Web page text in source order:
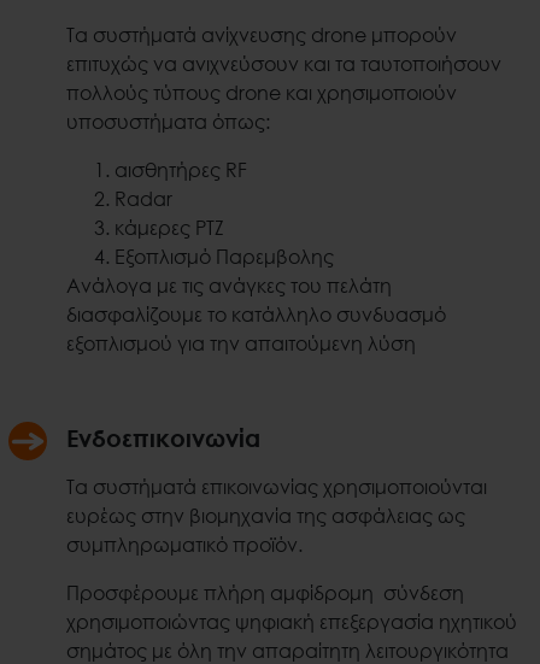
Τα συστήματά ανίχνευσης drone μπορούν
επιτυχώς να ανιχνεύσουν και τα ταυτοποιήσουν
πολλούς τύπους drone και χρησιμοποιούν
υποσυστήματα όπως:
αισθητήρες RF
Radar
κάμερες PTZ
Εξοπλισμό Παρεμβολης
Ανάλογα με τις ανάγκες του πελάτη
διασφαλίζουμε το κατάλληλο συνδυασμό
εξοπλισμού για την απαιτούμενη λύση
Ενδοεπικοινωνία
Τα συστήματά επικοινωνίας χρησιμοποιούνται
ευρέως στην βιομηχανία της ασφάλειας ως
συμπληρωματικό προϊόν.
Προσφέρουμε πλήρη αμφίδρομη σύνδεση
χρησιμοποιώντας ψηφιακή επεξεργασία ηχητικού
σημάτος με όλη την απαραίτητη λειτουργικότητα